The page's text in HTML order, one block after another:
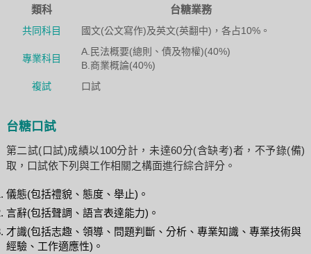
類科 台糖業務
共同科目 國文(公文寫作)及英文(英翻中)，各占10%。
專業科目
A.民法概要(總則、債及物權)(40%)
B.商業概論(40%)
複試
口試
台糖口試
第二試(口試)成績以100分計，未達60分(含缺考)者，不予錄(備)
取，口試依下列與工作相關之構面進行綜合評分。
儀態(包括禮貌、態度、舉止)。
言辭(包括聲調、語言表達能力)。
才識(包括志趣、領導、問題判斷、分析、專業知識、專業技術與
經驗、工作適應性)。